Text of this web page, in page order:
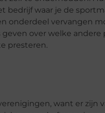
bedrijf waar je de
onderdeel vervangen
over welke
presteren.
want er zijn